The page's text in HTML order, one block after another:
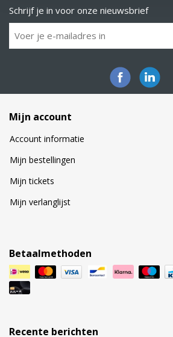
Schrijf je in voor onze nieuwsbrief
Mijn account
Account informatie
Mijn bestellingen
Mijn tickets
Mijn verlanglijst
Betaalmethoden
Recente berichten